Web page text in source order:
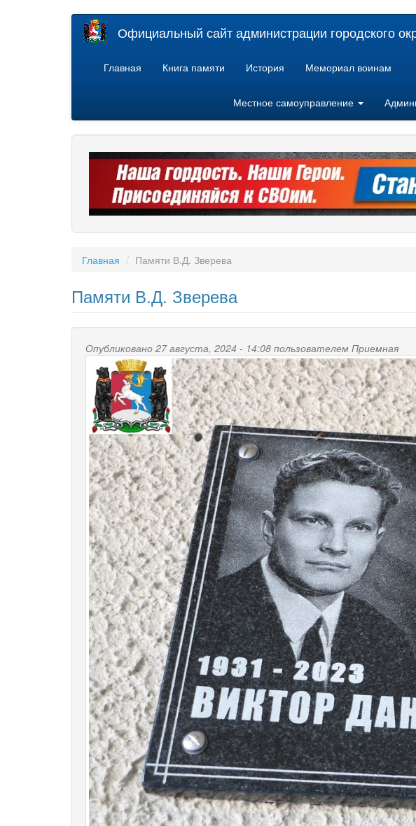
Официальный сайт администрации городского
Главная Книга памяти История Мемориал воинам
Местное самоуправление
Главная Памяти В.Д. Зверева
Памяти В.Д. Зверева
Опубликовано 27 августа, 2024 - 14:08 пользователем Приемная